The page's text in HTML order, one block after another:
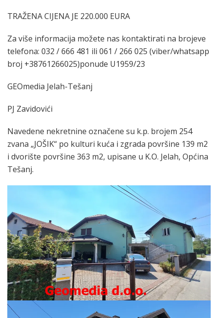
TRAŽENA CIJENA JE 220.000 EURA
Za više informacija možete nas kontaktirati na brojeve
telefona: 032 / 666 481 ili 061 / 266 025 (viber/whatsapp
broj +38761266025)ponude U1959/23
GEOmedia Jelah-Tešanj
PJ Zavidovići
Navedene nekretnine označene su k.p. brojem 254
zvana „JOŠIK“ po kulturi kuća i zgrada površine 139 m2
i dvorište površine 363 m2, upisane u K.O. Jelah, Općina
Tešanj.